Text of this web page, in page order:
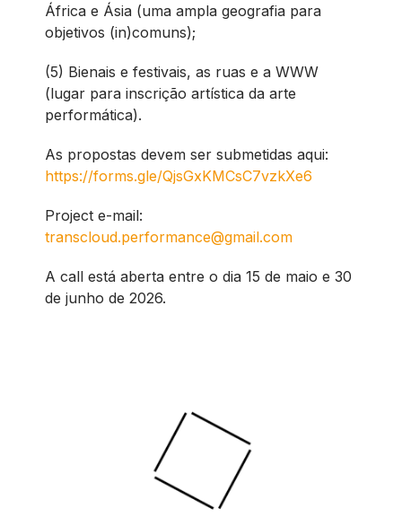
África e Ásia (uma ampla geografia para
objetivos (in)comuns);
(5) Bienais e festivais, as ruas e a WWW
(lugar para inscrição artística da arte
performática).
As propostas devem ser submetidas aqui:
https://forms.gle/QjsGxKMCsC7vzkXe6
Project e-mail:
transcloud.performance@gmail.com
A call está aberta entre o dia 15 de maio e 30
de junho de 2026.